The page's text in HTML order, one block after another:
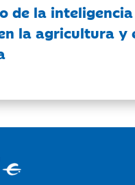
de la inteligencia
la agricultura y